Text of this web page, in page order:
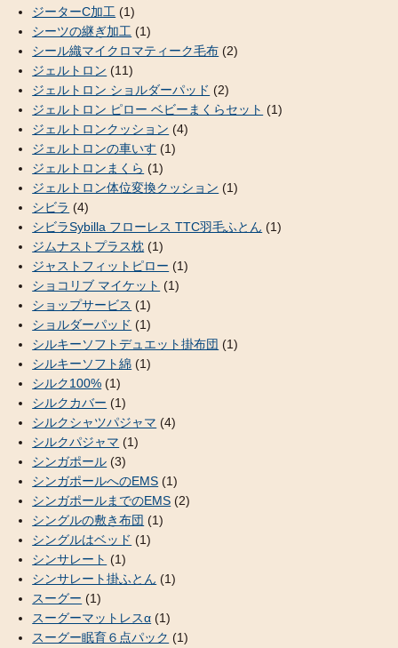
ジーターC加工 (1)
シーツの継ぎ加工 (1)
シール織マイクロマティーク毛布 (2)
ジェルトロン (11)
ジェルトロン ショルダーパッド (2)
ジェルトロン ピロー ベビーまくらセット (1)
ジェルトロンクッション (4)
ジェルトロンの車いす (1)
ジェルトロンまくら (1)
ジェルトロン体位変換クッション (1)
シビラ (4)
シビラSybilla フローレス TTC羽毛ふとん (1)
ジムナストプラス枕 (1)
ジャストフィットピロー (1)
ショコリブ マイケット (1)
ショップサービス (1)
ショルダーパッド (1)
シルキーソフトデュエット掛布団 (1)
シルキーソフト綿 (1)
シルク100% (1)
シルクカバー (1)
シルクシャツパジャマ (4)
シルクパジャマ (1)
シンガポール (3)
シンガポールへのEMS (1)
シンガポールまでのEMS (2)
シングルの敷き布団 (1)
シングルはベッド (1)
シンサレート (1)
シンサレート掛ふとん (1)
スーグー (1)
スーグーマットレスα (1)
スーグー眠育６点パック (1)